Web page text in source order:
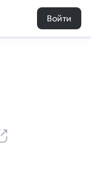
Войти
10089 1